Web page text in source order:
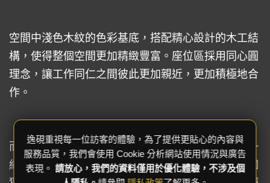
空間中淺色木紋的色彩基底，搭配精心設計的木工結
構，使得整個空間更加精緻豐富。座位區採用同心圓
理念，讓工作同仁之間彼此更加親近，更加積極地合
作。
而在休息區，簡單的油漆跳色技巧，為空間增添了一
絲趣味性，與隔柵設計相結合，使得這裡成為了一個
逸硯重視每一位訪客的體驗，為了提供更貼心的內容與
服務品質，我們會使用 Cookie 分析網站使用情況與廣告
表現。 請放心，我們的資料僅用於優化體驗，不涉及個